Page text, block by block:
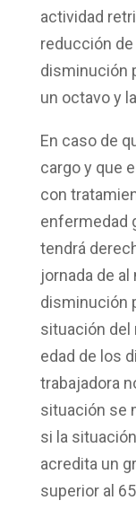
actividad
reducción de
disminución
un octavo y
En caso de
cargo y que
con
enfermedad
tendrá
jornada de al
disminución
situación del
edad de los
trabajadora
situación se
si la
acredita un
superior al